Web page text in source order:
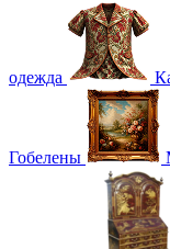
одежда
Гобелены